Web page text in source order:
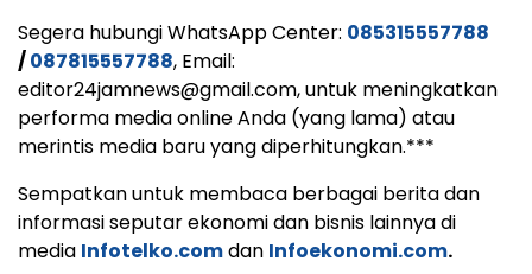
Segera hubungi WhatsApp Center: 085315557788
/087815557788, Email:
editor24jamnews@gmail.com, untuk meningkatkan
performa media online Anda (yang lama) atau
merintis media baru yang diperhitungkan.***
Sempatkan untuk membaca berbagai berita dan
informasi seputar ekonomi dan bisnis lainnya di
media Infotelko.comdan Infoekonomi.com.